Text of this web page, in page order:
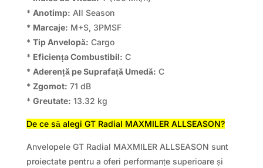
* Anotimp: All Season
* Marcaje: M+S, 3PMSF
* Tip Anvelopă: Cargo
* Eficiența Combustibil: C
* Aderență pe Suprafață Umedă: C
* Zgomot: 71 dB
* Greutate: 13.32 kg
De ce să alegi GT Radial MAXMILER ALLSEASON?
Anvelopele GT Radial MAXMILER ALLSEASON sunt
proiectate pentru a oferi performanțe superioare și